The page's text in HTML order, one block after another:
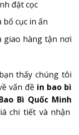
đặt cọc
cục in ấn
giao hàng tận nơi
thấy chúng tôi
vấn đề in bao bì
Bì Quốc Minh
chi tiết và nhận